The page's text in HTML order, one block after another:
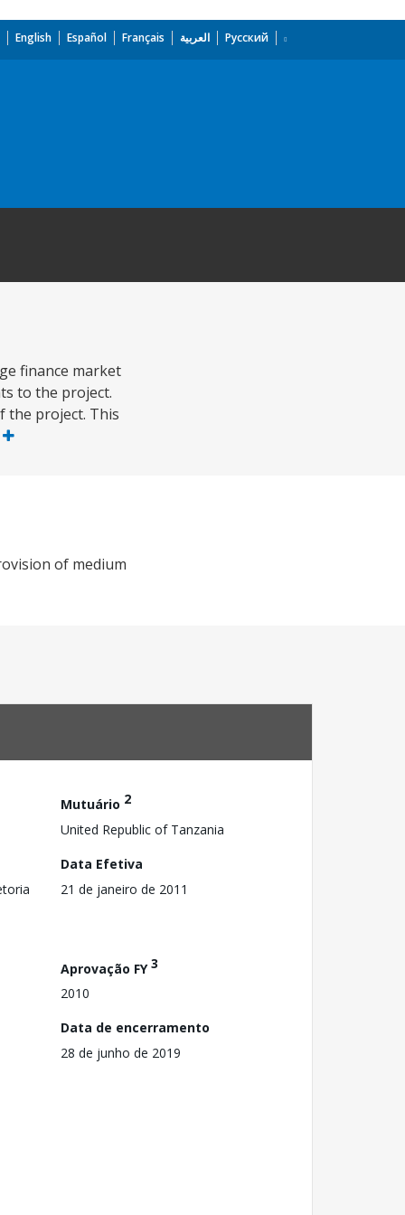
English Español Français العربية Русский
finance market
to the project.
the project. This
of medium
Mutuário 2
United Republic of Tanzania
Data Efetiva
21 de janeiro de 2011
Aprovação FY3
2010
Data de encerramento
28 de junho de 2019